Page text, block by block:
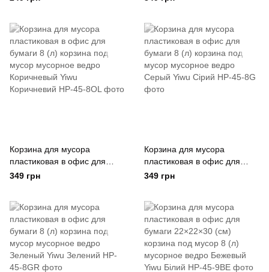
Корзина для мусора
пластиковая в офис для
бумаги 8 (л) корзина под
Коричневий
349 грн
Корзина для мусора
пластиковая в офис для
бумаги 8 (л) корзина под
349 грн